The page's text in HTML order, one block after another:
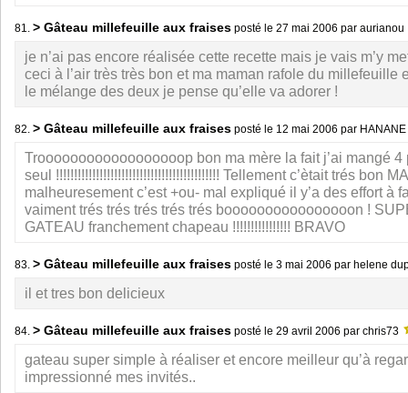
81. > Gâteau millefeuille aux fraises posté le 27 mai 2006 par aurianou
je n’ai pas encore réalisée cette recette mais je vais m’y
ceci à l’air très très bon et ma maman rafole du millefeuille
le mélange des deux je pense qu’elle va adorer !
82. > Gâteau millefeuille aux fraises posté le 12 mai 2006 par HANANE
Troooooooooooooooooop bon ma mère la fait j’ai mangé 4
seul !!!!!!!!!!!!!!!!!!!!!!!!!!!!!!!!!!!!!!!!!!!!! Tellement c’ètait trés bon
malheuresement c’est +ou- mal expliqué il y’a des effort à
vaiment trés trés trés trés trés boooooooooooooooon !
GATEAU franchement chapeau !!!!!!!!!!!!!!!! BRAVO
83. > Gâteau millefeuille aux fraises posté le 3 mai 2006 par helene
il et tres bon delicieux
84. > Gâteau millefeuille aux fraises posté le 29 avril 2006 par chris73
gateau super simple à réaliser et encore meilleur qu’à
impressionné mes invités..